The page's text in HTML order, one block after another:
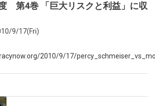
第4巻 「巨大リスクと利益」に収
9/17(Fri)
2010/9/17/